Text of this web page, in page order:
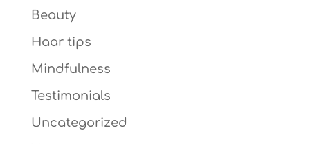
Beauty
Haar tips
Mindfulness
Testimonials
Uncategorized